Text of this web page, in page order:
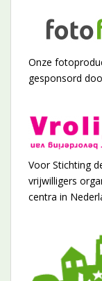
Onze
gesponsord
Voor Stichting
vrijwilligers
centra in